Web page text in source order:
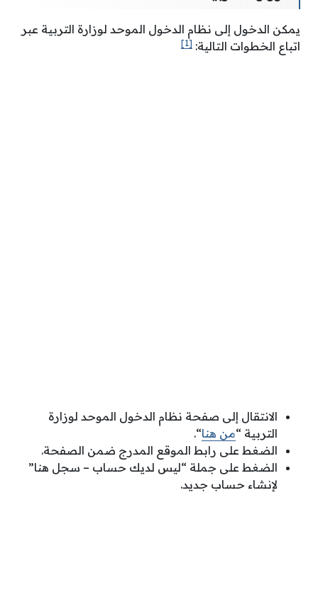
يمكن الدخول إلى نظام الدخول الموحد لوزارة التربية عبر
اتباع الخطوات التالية: [1]
الانتقال إلى صفحة نظام الدخول الموحد لوزارة
التربية “من هنا“.
الضغط على رابط الموقع المدرج ضمن الصفحة.
الضغط على جملة “ليس لديك حساب – سجل هنا”
لإنشاء حساب جديد.